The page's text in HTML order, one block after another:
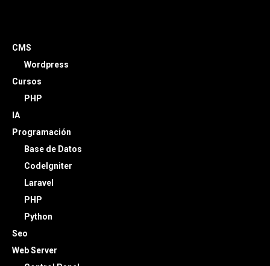
CMS
Wordpress
Cursos
PHP
IA
Programación
Base de Datos
CodeIgniter
Laravel
PHP
Python
Seo
Web Server